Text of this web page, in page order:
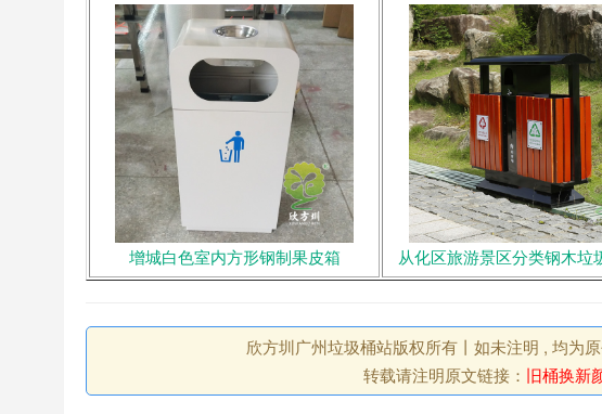
增城白色室内方形钢制果皮箱 从化区旅游景区分类钢木垃
欣方圳广州垃圾桶站版权所有丨如未注明 , 均为
转载请注明原文链接： 旧桶换新